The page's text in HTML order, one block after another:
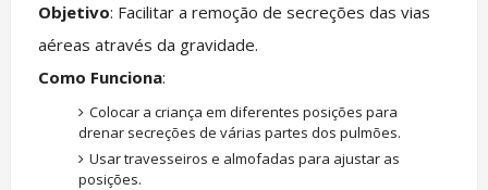
Objetivo: Facilitar a remoção de secreções das vias
aéreas através da gravidade.
Como Funciona:
Colocar a criança em diferentes posições para
drenar secreções de várias partes dos pulmões.
Usar travesseiros e almofadas para ajustar as
posições.